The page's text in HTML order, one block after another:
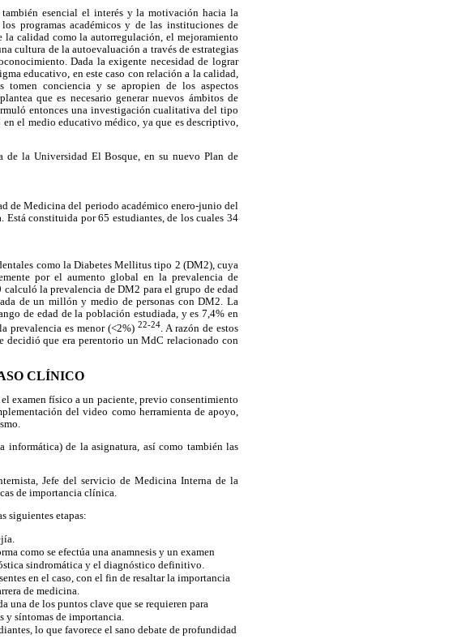
esencial el interés y la motivación hacia la
programas académicos y de las instituciones de
la calidad como la autorregulación, el mejoramiento
cultura de la autoevaluación a través de estrategias
Dada la exigente necesidad de lograr
educativo, en este caso con relación a la calidad,
tomen conciencia y se apropien de los aspectos
que es necesario generar nuevos ámbitos de
entonces una investigación cualitativa del tipo
el medio educativo médico, ya que es descriptivo,
la Universidad El Bosque, en su nuevo Plan de
de Medicina del periodo académico enero-junio del
constituida por 65 estudiantes, de los cuales 34
como la Diabetes Mellitus tipo 2 (DM2), cuya
por el aumento global en la prevalencia de
la prevalencia de DM2 para el grupo de edad
de un millón y medio de personas con DM2. La
de edad de la población estudiada, y es 7,4% en
prevalencia es menor (<2%)22-24. A razón de estos
decidió que era perentorio un MdC relacionado con
CLÍNICO
examen físico a un paciente, previo consentimiento
del video como herramienta de apoyo,
informática) de la asignatura, así como también las
Jefe del servicio de Medicina Interna de la
de importancia clínica.
siguientes etapas:
como se efectúa una anamnesis y un examen
sindromática y el diagnóstico definitivo.
en el caso, con el fin de resaltar la importancia
de medicina.
una de los puntos clave que se requieren para
y síntomas de importancia.
lo que favorece el sano debate de profundidad